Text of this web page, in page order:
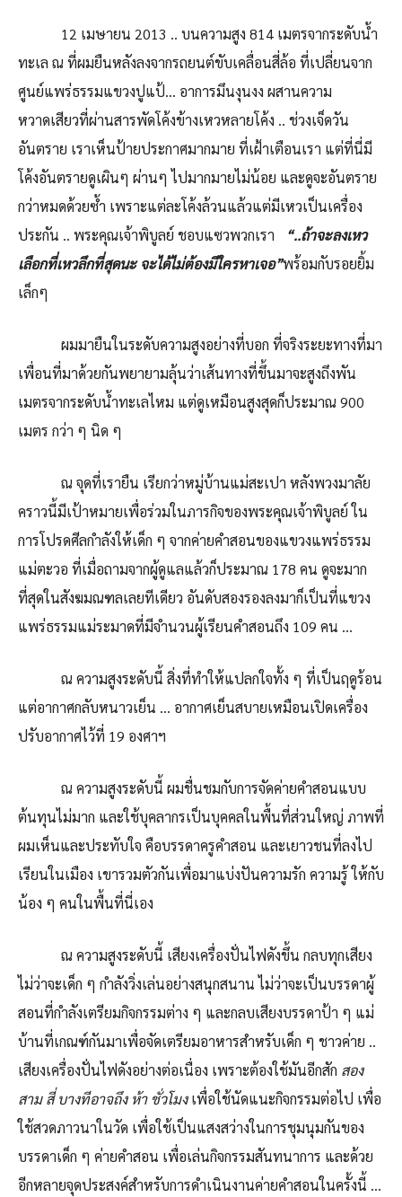
​ 12 เมษายน 2013 .. บนความสูง 814 เมตรจากระดับน้ำ
ทะเล ณ ที่ผมยืนหลังลงจากรถยนต์ขับเคลื่อนสี่ล้อ ที่เปลี่ยนจาก
ศูนย์แพร่ธรรมแขวงปูแป้… อาการมึนงุนงง ผสานความ
หวาดเสียวที่ผ่านสารพัดโค้งข้างเหวหลายโค้ง .. ช่วงเจ็ดวัน
อันตราย เราเห็นป้ายประกาศมากมาย ที่เฝ้าเตือนเรา แต่ที่นี่มี
โค้งอันตรายดูเผินๆ ผ่านๆ ไปมากมายไม่น้อย และดูจะอันตราย
กว่าหมดด้วยซ้ำ เพราะแต่ละโค้งล้วนแล้วแต่มีเหวเป็นเครื่อง
ประกัน .. พระคุณเจ้าพิบูลย์ ชอบแซวพวกเรา
“..ถ้าจะลงเหว
เลือกที่เหวลึกที่สุดนะ จะได้ไม่ต้องมีใครหาเจอ”พร้อมกับรอยยิ้ม
เล็กๆ ​
ผมมายืนในระดับความสูงอย่างที่บอก ที่จริงระยะทางที่มา
เพื่อนที่มาด้วยกันพยายามลุ้นว่าเส้นทางที่ขึ้นมาจะสูงถึงพัน
เมตรจากระดับน้ำทะเลไหม แต่ดูเหมือนสูงสุดก็ประมาณ 900
เมตร กว่า ๆ นิด ๆ
ณ จุดที่เรายืน เรียกว่าหมู่บ้านแม่สะเปา หลังพวงมาลัย
คราวนี้มีเป้าหมายเพื่อร่วมในภารกิจของพระคุณเจ้าพิบูลย์ ใน
การโปรดศีลกำลังให้เด็ก ๆ จากค่ายคำสอนของแขวงแพร่ธรรม
แม่ตะวอ ที่เมื่อถามจากผู้ดูแลแล้วก็ประมาณ 178 คน ดูจะมาก
ที่สุดในสังฆมณฑลเลยทีเดียว อันดับสองรองลงมาก็เป็นที่แขวง
แพร่ธรรมแม่ระมาดที่มีจำนวนผู้เรียนคำสอนถึง 109 คน …
​ ณ ความสูงระดับนี้ สิ่งที่ทำให้แปลกใจทั้ง ๆ ที่เป็นฤดูร้อน
แต่อากาศกลับหนาวเย็น … อากาศเย็นสบายเหมือนเปิดเครื่อง
ปรับอากาศไว้ที่ 19 องศาฯ
ณ ความสูงระดับนี้ ผมชื่นชมกับการจัดค่ายคำสอนแบบ
ต้นทุนไม่มาก และใช้บุคลากรเป็นบุคคลในพื้นที่ส่วนใหญ่ ภาพที่
ผมเห็นและประทับใจ คือบรรดาครูคำสอน และเยาวชนที่ลงไป
เรียนในเมือง เขารวมตัวกันเพื่อมาแบ่งปันความรัก ความรู้ ให้กับ
น้อง ๆ คนในพื้นที่นี่เอง
ณ ความสูงระดับนี้ เสียงเครื่องปั่นไฟดังขึ้น กลบทุกเสียง
ไม่ว่าจะเด็ก ๆ กำลังวิ่งเล่นอย่างสนุกสนาน ไม่ว่าจะเป็นบรรดาผู้
สอนที่กำลังเตรียมกิจกรรมต่าง ๆ และกลบเสียงบรรดาป้า ๆ แม่
บ้านที่เกณฑ์กันมาเพื่อจัดเตรียมอาหารสำหรับเด็ก ๆ ชาวค่าย ..
เสียงเครื่องปั่นไฟดังอย่างต่อเนื่อง เพราะต้องใช้มันอีกสัก สอง
สาม สี่ บางทีอาจถึง ห้า ชั่วโมงเพื่อใช้นัดแนะกิจกรรมต่อไป เพื่อ
ใช้สวดภาวนาในวัด เพื่อใช้เป็นแสงสว่างในการชุมนุมกันของ
บรรดาเด็ก ๆ ค่ายคำสอน เพื่อเล่นกิจกรรมสันทนาการ และด้วย
อีกหลายจุดประสงค์สำหรับการดำเนินงานค่ายคำสอนในครั้งนี้ …